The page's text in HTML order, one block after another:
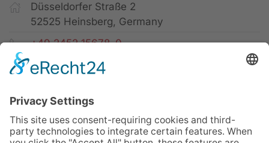
Düsseldorfer Straße 2
52525 Heinsberg, Germany
+49 2452 15678-0
+49 2452 15678-19
www.twf-tiefbautechnik.de
Sales | Rental | Leasing